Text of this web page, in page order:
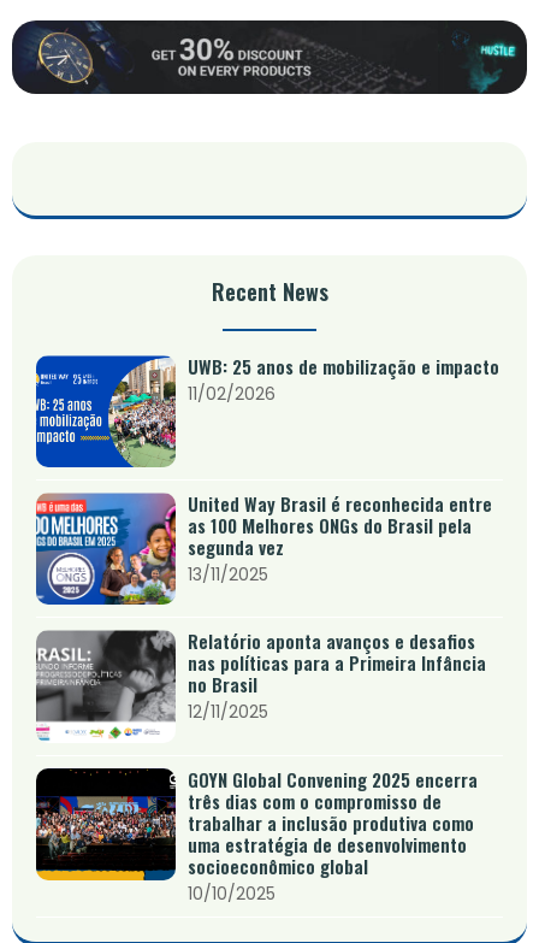
Recent News
UWB: 25 anos de mobilização e impacto
11/02/2026
United Way Brasil é reconhecida entre
as 100 Melhores ONGs do Brasil pela
segunda vez
13/11/2025
Relatório aponta avanços e desafios
nas políticas para a Primeira Infância
no Brasil
12/11/2025
GOYN Global Convening 2025 encerra
três dias com o compromisso de
trabalhar a inclusão produtiva como
uma estratégia de desenvolvimento
socioeconômico global
10/10/2025